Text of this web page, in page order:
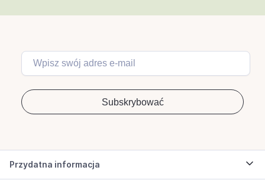
Przydatna informacja